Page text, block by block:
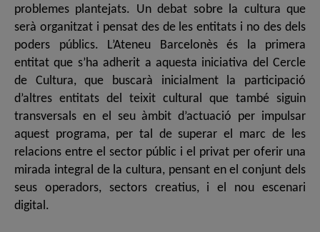
problemes plantejats. Un debat sobre la cultura que
serà organitzat i pensat des de les entitats i no des dels
poders públics. L’Ateneu Barcelonès és la primera
entitat que s’ha adherit a aquesta iniciativa del Cercle
de Cultura, que buscarà inicialment la participació
d’altres entitats del teixit cultural que també siguin
transversals en el seu àmbit d’actuació per impulsar
aquest programa, per tal de superar el marc de les
relacions entre el sector públic i el privat per oferir una
mirada integral de la cultura, pensant en el conjunt dels
seus operadors, sectors creatius, i el nou escenari
digital.